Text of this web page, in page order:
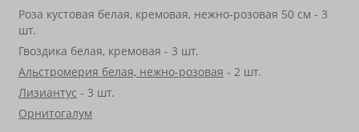
Роза кустовая белая, кремовая, нежно-розовая 50 см - 3
шт.
Гвоздика белая, кремовая - 3 шт.
Альстромерия белая, нежно-розовая - 2 шт.
Лизиантус - 3 шт.
Орнитогалум